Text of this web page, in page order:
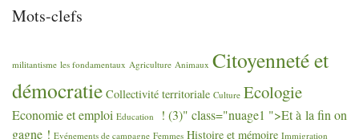
Mots-clefs
militantisme les fondamentaux Agriculture Animaux Citoyenneté et
démocratie Collectivité territoriale Culture Ecologie
Economie et emploi Education
! (3)" class="nuage1 ">Et à la fin on
gagne ! Evénements de campagne Femmes Histoire et mémoire Immigration